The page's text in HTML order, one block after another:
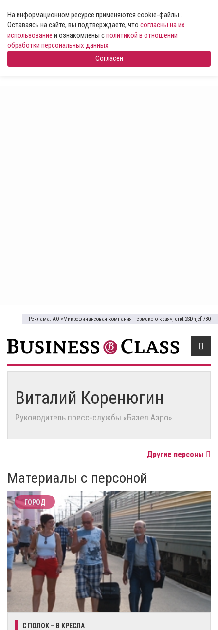
На информационном ресурсе применяются cookie-файлы .
Оставаясь на сайте, вы подтверждаете, что согласны на их
использование и ознакомлены сполитикой в отношении
обработки персональных данных
Согласен
Реклама: АО «Микрофинансовая компания Пермского края», erid:2SDnjcfi73Q
Виталий Коренюгин
Руководитель пресс-службы «Базел Аэро»
Другие персоны
Материалы с персоной
ГОРОД
С ПОЛОК – В КРЕСЛА